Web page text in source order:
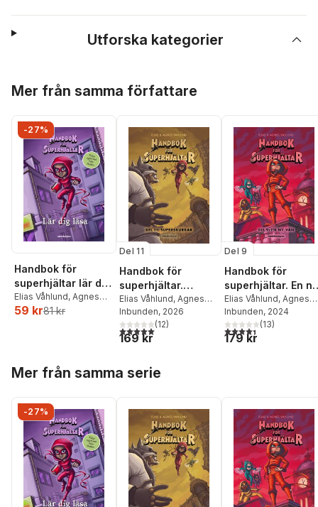
Utforska kategorier
Mer från samma författare
-27%
Handbok för
superhjältar lär dig
läsa
Elias Våhlund, Agnes
Våhlund
59 kr81 kr
Del 11
Handbok för
superhjältar.
Superskurkar
Elias Våhlund, Agnes
Våhlund
Inbunden, 2026
5,0utav 5 stjärnor. Totalt antal röster:
(12)
169 kr
Del 9
Handbok för
superhjältar. En ny
vän
Elias Våhlund, Agnes
Våhlund
Inbunden, 2024
4,4utav 5 stjärnor.
(13)
179 kr
Mer från samma serie
-27%